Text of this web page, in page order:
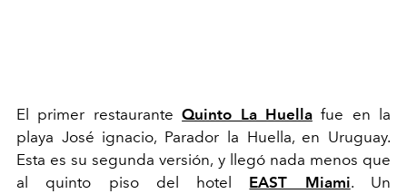
El primer restauranteQuinto La Huellafue en la
playa José ignacio, Parador la Huella, en Uruguay.
Esta es su segunda versión, y llegó nada menos que
al quinto piso del hotel EAST Miami. Un